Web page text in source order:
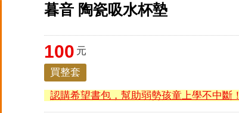
暮音 陶瓷吸水杯墊
100 元
買整套
認購希望書包，幫助弱勢孩童上學不中斷！